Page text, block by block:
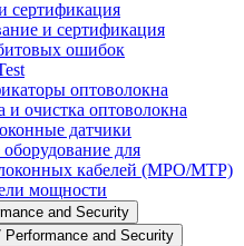
сертификация
и сертификация
ошибок
оптоволокна
и очистка оптоволокна
датчики
оборудование для
кабелей (MPO/MTP)
мощности
and Security
Performance and Security